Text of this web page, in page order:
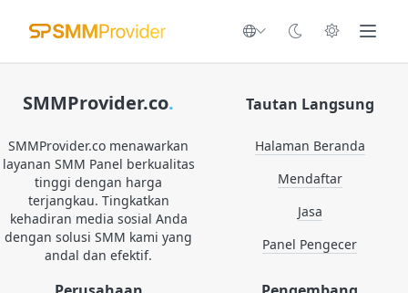
SMMProvider.co.
SMMProvider.co menawarkan
layanan SMM Panel berkualitas
tinggi dengan harga
terjangkau. Tingkatkan
kehadiran media sosial Anda
dengan solusi SMM kami yang
andal dan efektif.
Tautan Langsung
Halaman Beranda
Mendaftar
Jasa
Panel Pengecer